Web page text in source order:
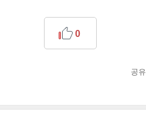
0
공유